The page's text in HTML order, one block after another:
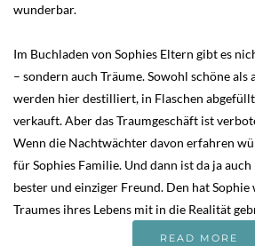
wunderbar.
Im Buchladen von Sophies Eltern gibt es
– sondern auch Träume. Sowohl schöne als
werden hier destilliert, in Flaschen
verkauft. Aber das Traumgeschäft ist
Wenn die Nachtwächter davon erfahren
für Sophies Familie. Und dann ist da ja
bester und einziger Freund. Den hat Sophie
Traumes ihres Lebens mit in die Realität
READ MORE